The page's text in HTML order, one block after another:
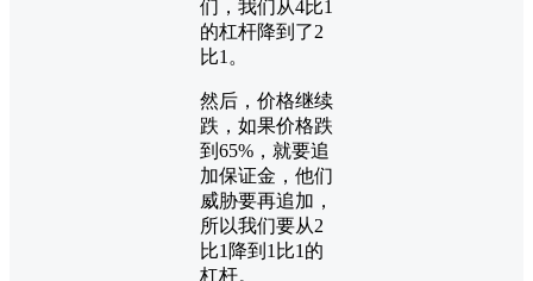
们，我们从4比1
的杠杆降到了2
比1。
然后，价格继续
跌，如果价格跌
到65%，就要追
加保证金，他们
威胁要再追加，
所以我们要从2
比1降到1比1的
杠杆。